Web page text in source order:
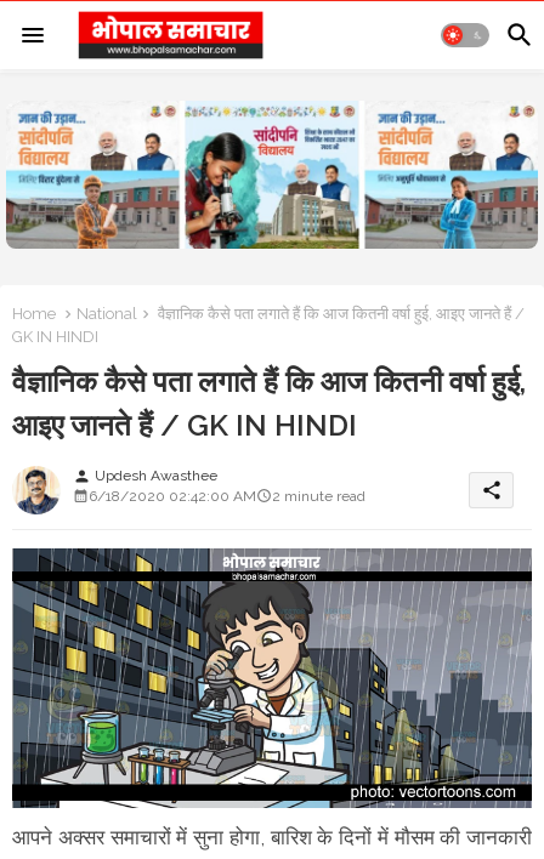
Home National
वैज्ञानिक कैसे पता लगाते हैं कि आज कितनी वर्षा हुई, आइए जानते हैं /
GK IN HINDI
वैज्ञानिक कैसे पता लगाते हैं कि आज कितनी वर्षा हुई,
आइए जानते हैं / GK IN HINDI
person Updesh Awasthee
6/18/2020 02:42:00 AM
2 minute read share
आपने अक्सर समाचारों में सुना होगा, बारिश के दिनों में मौसम की जानकारी